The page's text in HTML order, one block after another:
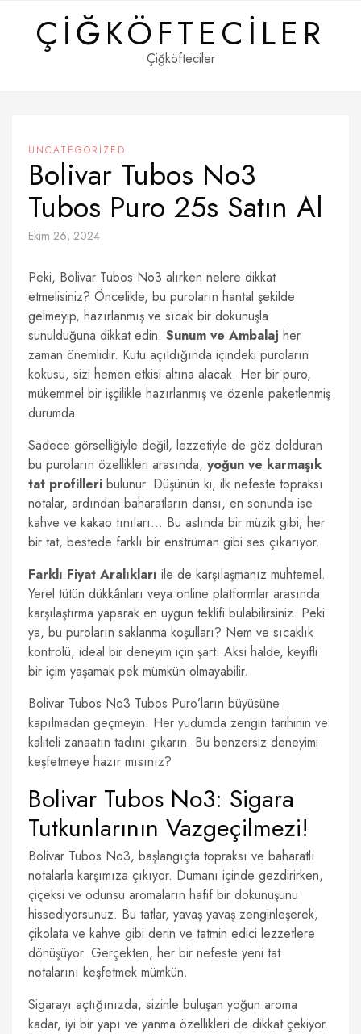
ÇIĞKÖFTECILER
Çiğköfteciler
UNCATEGORIZED
Bolivar Tubos No3
Tubos Puro 25s Satın Al
Ekim 26, 2024
Peki, Bolivar Tubos No3 alırken nelere dikkat
etmelisiniz? Öncelikle, bu puroların hantal şekilde
gelmeyip, hazırlanmış ve sıcak bir dokunuşla
sunulduğuna dikkat edin. Sunum ve Ambalaj her
zaman önemlidir. Kutu açıldığında içindeki puroların
kokusu, sizi hemen etkisi altına alacak. Her bir puro,
mükemmel bir işçilikle hazırlanmış ve özenle paketlenmiş
durumda.
Sadece görselliğiyle değil, lezzetiyle de göz dolduran
bu puroların özellikleri arasında, yoğun ve karmaşık
tat profilleri bulunur. Düşünün ki, ilk nefeste topraksı
notalar, ardından baharatların dansı, en sonunda ise
kahve ve kakao tınıları… Bu aslında bir müzik gibi; her
bir tat, bestede farklı bir enstrüman gibi ses çıkarıyor.
Farklı Fiyat Aralıkları ile de karşılaşmanız muhtemel.
Yerel tütün dükkânları veya online platformlar arasında
karşılaştırma yaparak en uygun teklifi bulabilirsiniz. Peki
ya, bu puroların saklanma koşulları? Nem ve sıcaklık
kontrolü, ideal bir deneyim için şart. Aksi halde, keyifli
bir içim yaşamak pek mümkün olmayabilir.
Bolivar Tubos No3 Tubos Puro’ların büyüsüne
kapılmadan geçmeyin. Her yudumda zengin tarihinin ve
kaliteli zanaatın tadını çıkarın. Bu benzersiz deneyimi
keşfetmeye hazır mısınız?
Bolivar Tubos No3: Sigara
Tutkunlarının Vazgeçilmezi!
Bolivar Tubos No3, başlangıçta topraksı ve baharatlı
notalarla karşımıza çıkıyor. Dumanı içinde gezdirirken,
çiçeksi ve odunsu aromaların hafif bir dokunuşunu
hissediyorsunuz. Bu tatlar, yavaş yavaş zenginleşerek,
çikolata ve kahve gibi derin ve tatmin edici lezzetlere
dönüşüyor. Gerçekten, her bir nefeste yeni tat
notalarını keşfetmek mümkün.
Sigarayı açtığınızda, sizinle buluşan yoğun aroma
kadar, iyi bir yapı ve yanma özellikleri de dikkat çekiyor.